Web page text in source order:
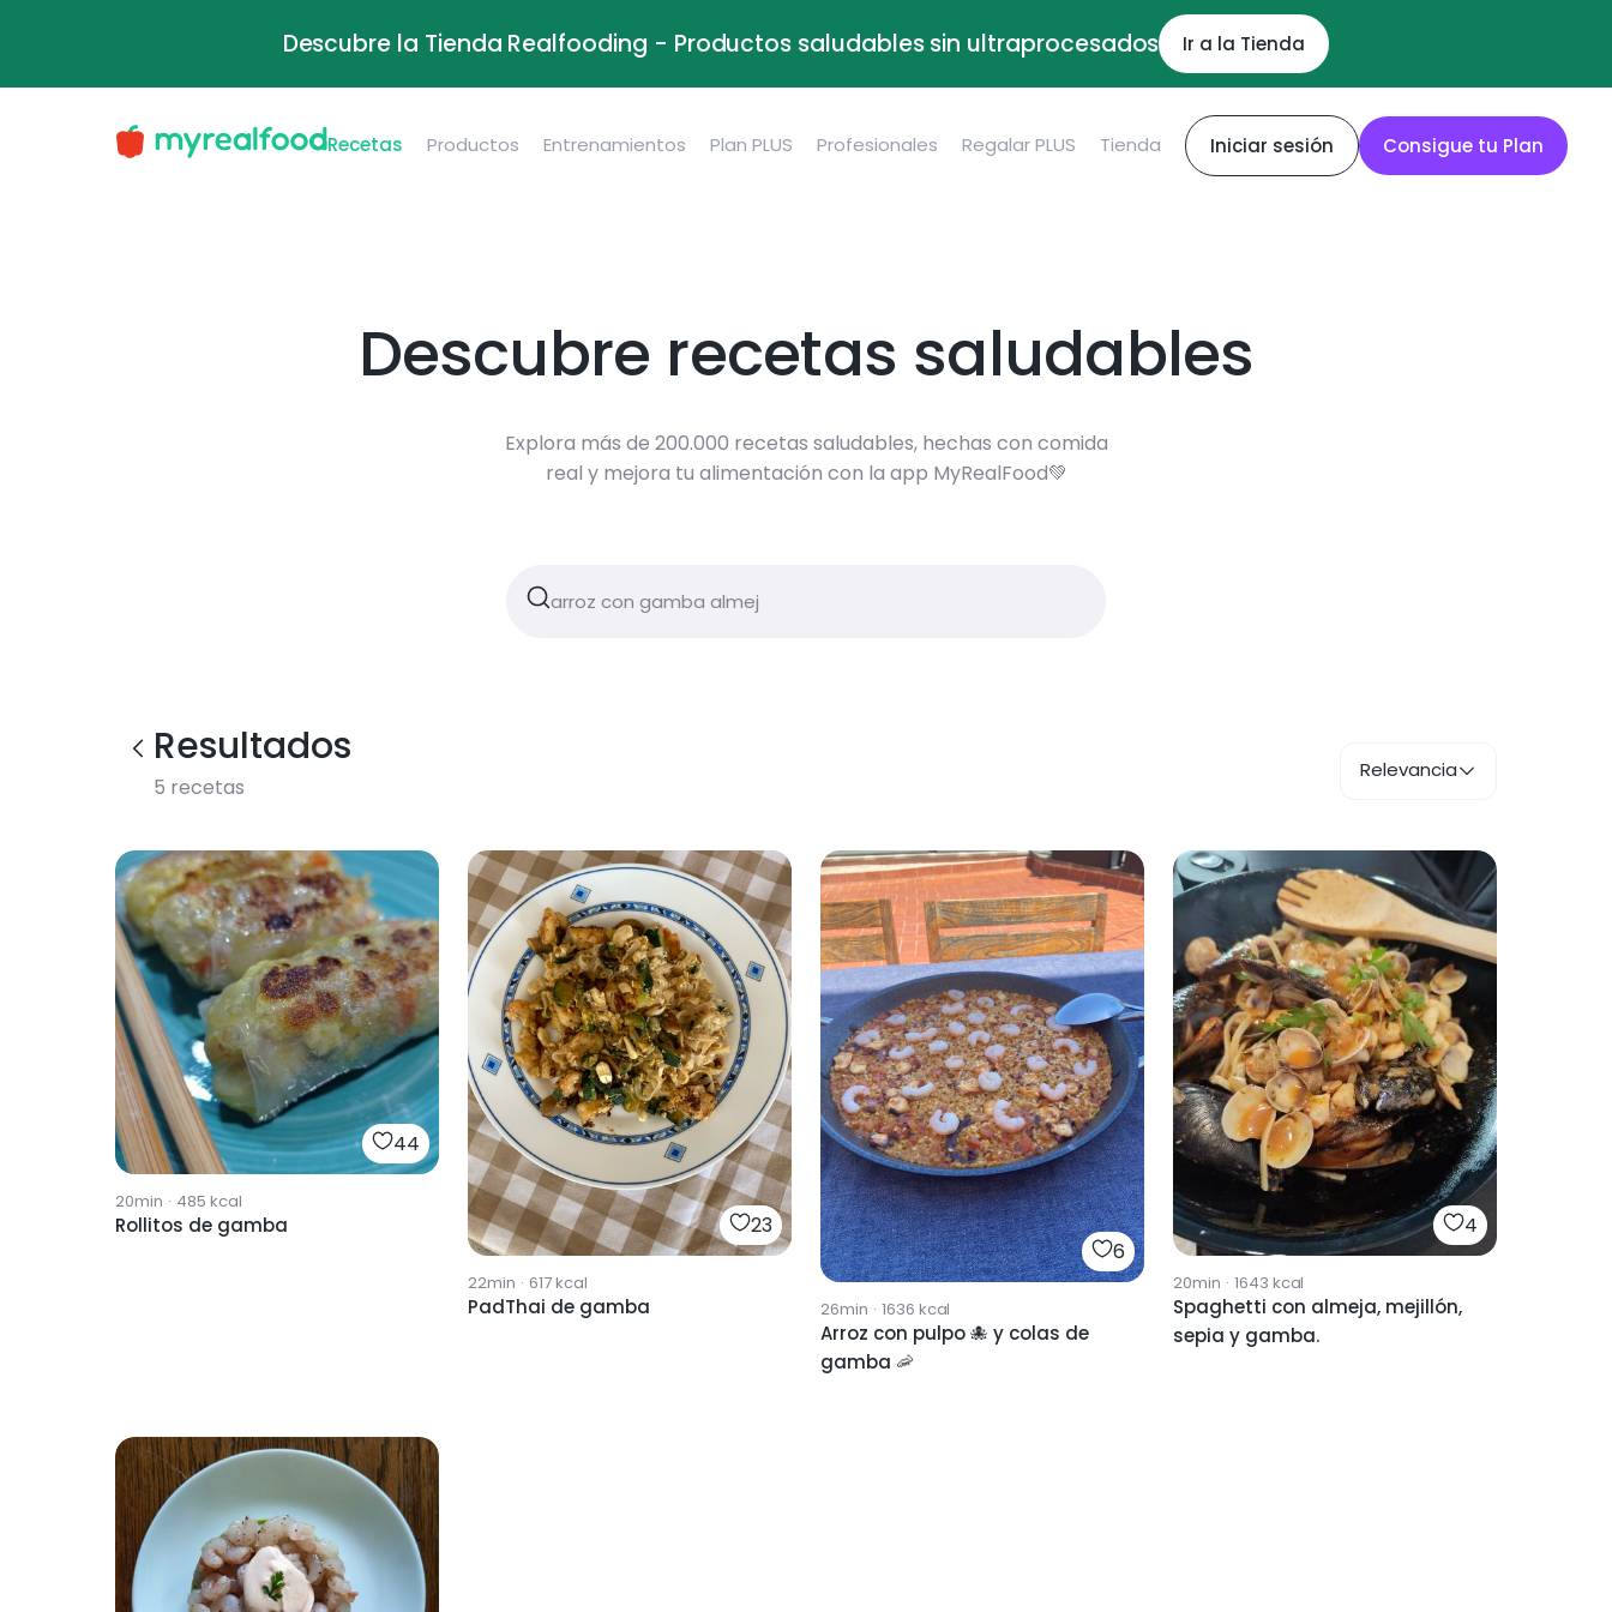
Descubre la Tienda Realfooding - Productos saludables sin ultraprocesados Ir a la Tienda
Recetas Productos Entrenamientos Plan PLUS Profesionales Regalar PLUS Tienda Iniciar sesión Consigue tu Plan
Descubre recetas saludables
Explora más de 200.000 recetas saludables, hechas con comida
real y mejora tu alimentación con la app MyRealFood💚
Resultados
5 recetas
Relevancia
44
20min · 485 kcal
Rollitos de gamba 23
22min · 617kcal
PadThai de gamba
6
26min · 1636 kcal
Arroz con pulpo 🐙 y colas de
gamba 🦐
4
20min · 1643 kcal
Spaghetti con almeja, mejillón,
sepia y gamba.